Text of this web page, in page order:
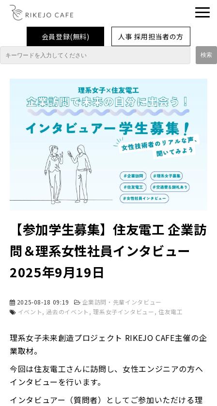
会員登録(無料) 人事 採用担当者の方
理系女子応援企業・団体
イベント
企業取材レポート
就活情報
コラム・特集
インターンシップ体験談
【参加学生募集】住友電工 企業訪
問＆理系女性社員インタビュー
2025年9月19日
2025-08-18 09:19
企業訪問・先輩インタビュー
イベント
過去のイベント 理系女子インタビュー 住友電工
理系女子未来創造プロジェクト RIKEJO CAFE主催の企
業取材。
今回は住友電工さんに訪問し、女性エンジニアの方へ
インタビューを行います。
インタビュアー（質問者）としてご参加いただける理